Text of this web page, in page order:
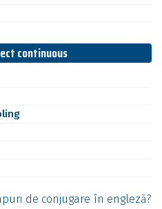
continuous
de conjugare în engleză?